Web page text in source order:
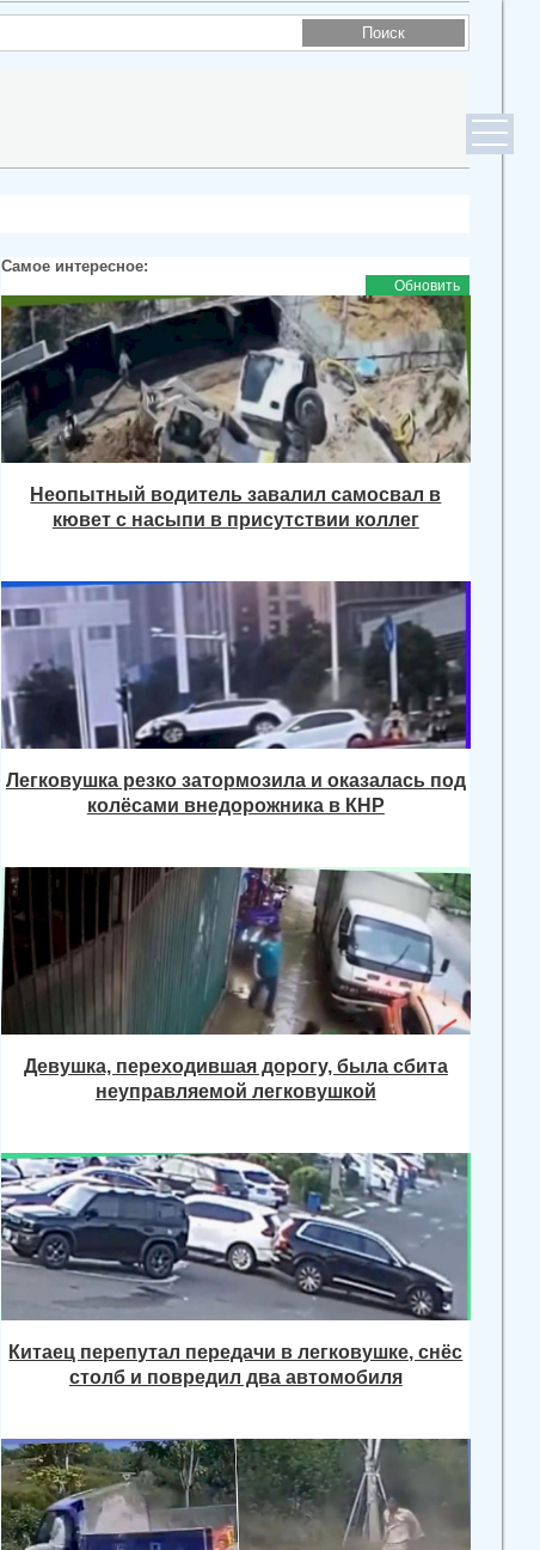
Самое интересное:
Обновить
Неопытный водитель завалил самосвал в
кювет с насыпи в присутствии коллег
Легковушка резко затормозила и оказалась под
колёсами внедорожника в КНР
Девушка, переходившая дорогу, была сбита
неуправляемой легковушкой
Китаец перепутал передачи в легковушке, снёс
столб и повредил два автомобиля